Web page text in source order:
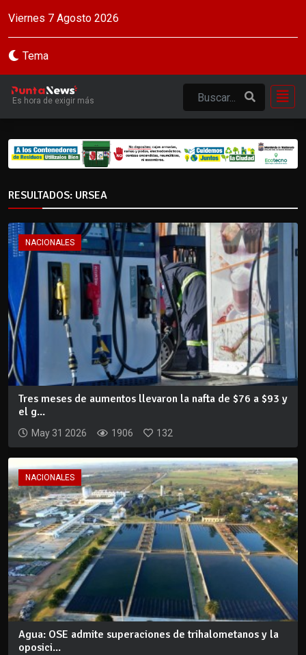
Viernes 7 Agosto 2026
Tema
Es hora de exigir más
RESULTADOS: URSEA
NACIONALES
Tres meses de aumentos llevaron la nafta de $76 a $93 y
el g...
May 31 2026 1906 132
NACIONALES
Agua: OSE admite superaciones de trihalometanos y la
oposici...